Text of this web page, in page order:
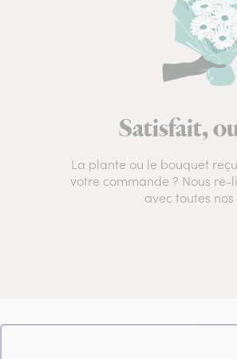
Satisfait,
La plante ou le bouquet
votre commande ? Nous
avec toutes nos